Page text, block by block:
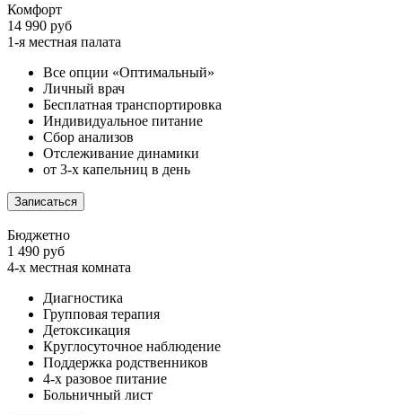
Комфорт
14 990 руб
1-я местная палата
Все опции «Оптимальный»
Личный врач
Бесплатная транспортировка
Индивидуальное питание
Сбор анализов
Отслеживание динамики
от 3-х капельниц в день
Записаться
Бюджетно
1 490 руб
4-х местная комната
Диагностика
Групповая терапия
Детоксикация
Круглосуточное наблюдение
Поддержка родственников
4-х разовое питание
Больничный лист